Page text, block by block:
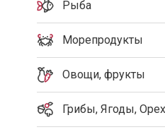
Рыба
Морепродукты
Овощи, фрукты
Грибы, Ягоды,